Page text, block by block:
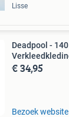
Lisse
Deadpool -
€ 34,95
Bezoek website